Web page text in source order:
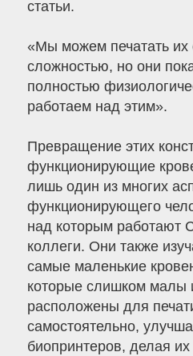
статьи.
«Мы можем печатать их
сложностью, но они
полностью
работаем над этим».
Превращение этих
функционирующие
лишь один из многих
функционирующего
над которым работают
коллеги. Они также
самые маленькие
которые слишком малы
расположены для
самостоятельно,
биопринтеров, делая